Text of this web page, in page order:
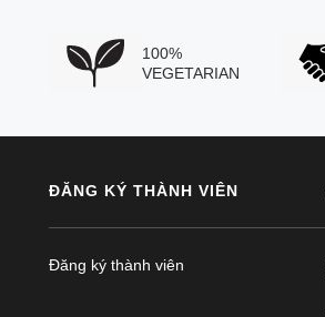
100%
VEGETARIAN
ĐĂNG KÝ THÀNH VIÊN
Đăng ký thành viên